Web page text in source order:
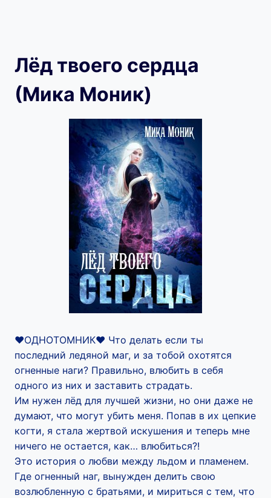
Лёд твоего сердца
(Мика Моник)
♥️ОДНОТОМНИК♥️ Что делать если ты
последний ледяной маг, и за тобой охотятся
огненные наги? Правильно, влюбить в себя
одного из них и заставить страдать.
Им нужен лёд для лучшей жизни, но они даже не
думают, что могут убить меня. Попав в их цепкие
когти, я стала жертвой искушения и теперь мне
ничего не остается, как… влюбиться?!
Это история о любви между льдом и пламенем.
Где огненный наг, вынужден делить свою
возлюбленную с братьями, и мириться с тем, что